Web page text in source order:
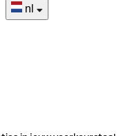
nl